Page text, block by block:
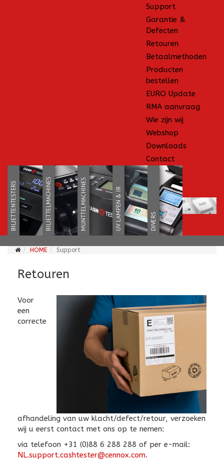
Support
Garantie &
Defecten
Retouren
Betaalmethoden
Producten
bestellen
EURO Update
RMA aanvraag
Wie zijn wij
Webshop
Downloads
Contact
HOME Support
Retouren
Voor
een
correcte
afhandeling van uw klacht/defect/retour, verzoeken
wij u eerst contact met ons op te nemen:
via telefoon +31 (0)88 6 288 288 of per e-mail:
NL.support.cashtester@cennox.com.